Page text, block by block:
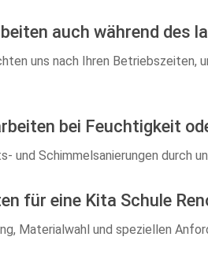
auch während
uns nach Ihren
bei Feuchtigkeit
Schimmelsanierungen durch
für eine Kita Schule
Materialwahl und speziellen